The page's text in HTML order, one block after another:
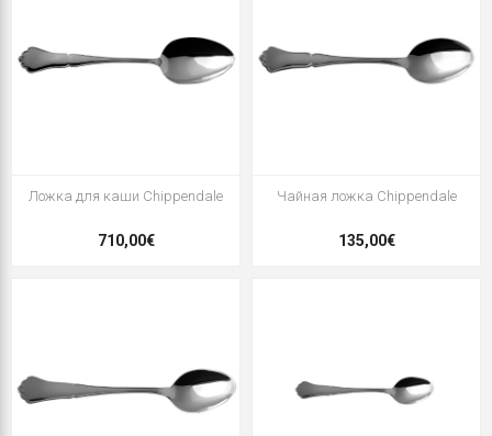
Ложка для каши Chippendale
710,00€
Чайная ложка Chippendale
135,00€